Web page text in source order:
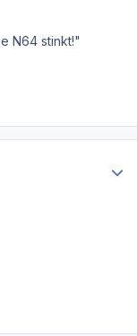
N64 stinkt!"